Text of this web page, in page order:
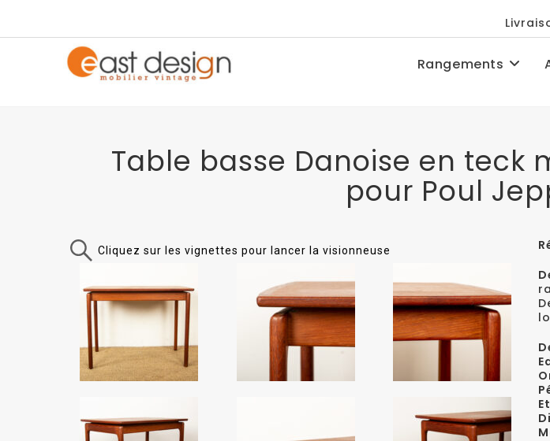
Rangements
Table basse Danoise en teck
pour Poul
Cliquez sur les vignettes pour lancer la visionneuse